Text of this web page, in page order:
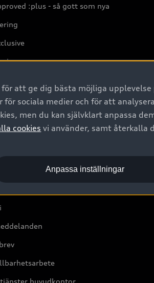
:plus - så gott som nya
Sverige
online
huvudkontor
för att ge dig bästa möjliga
sociala medier och för att
men du kan självklart anpassa
cookies vi använder, samt återkalla
Anpassa inställningar